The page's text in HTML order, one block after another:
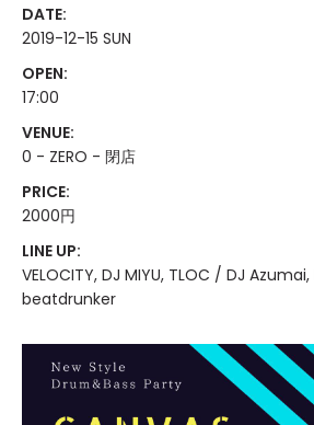
DATE:
2019-12-15 SUN
OPEN:
17:00
VENUE:
0 - ZERO - 閉店
PRICE:
2000円
LINE UP:
VELOCITY, DJ MIYU, TLOC / DJ Azumai,
beatdrunker